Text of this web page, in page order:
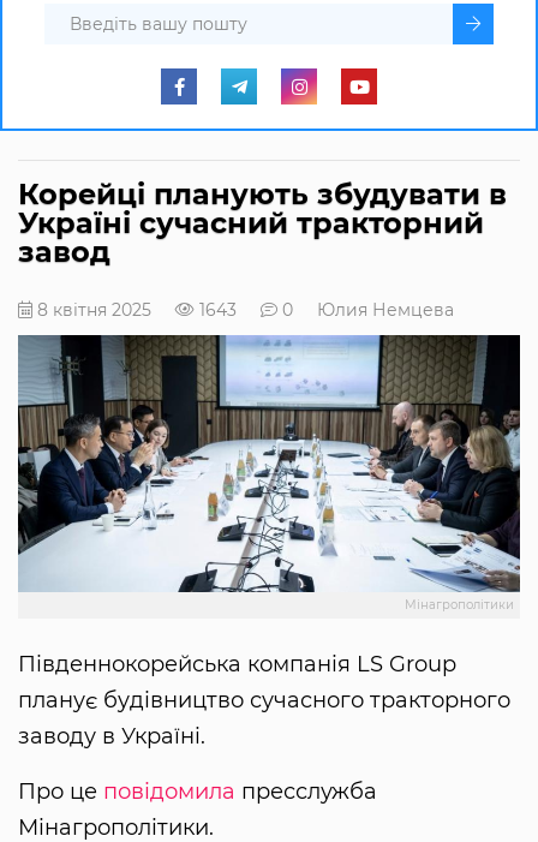
Корейці планують збудувати в
Україні сучасний тракторний
завод
8 квітня 2025 1643 0 Юлия Немцева
Мінагрополітики
Південнокорейська компанія LS Group
планує будівництво сучасного тракторного
заводу в Україні.
Про це повідомила пресслужба
Мінагрополітики.